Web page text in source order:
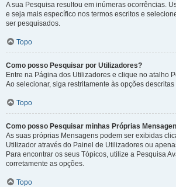
A sua Pesquisa resultou em inúmeras ocorrências.
e seja mais específico nos termos escritos e
ser pesquisados.
Topo
Como posso Pesquisar por Utilizadores?
Entre na Página dos Utilizadores e clique no atalho
Ao selecionar, siga restritamente às opções
Topo
Como posso Pesquisar minhas Próprias
As suas próprias Mensagens podem ser exibidas
Utilizador através do Painel de Utilizadores ou
Para encontrar os seus Tópicos, utilize a Pesquisa
corretamente as opções.
Topo